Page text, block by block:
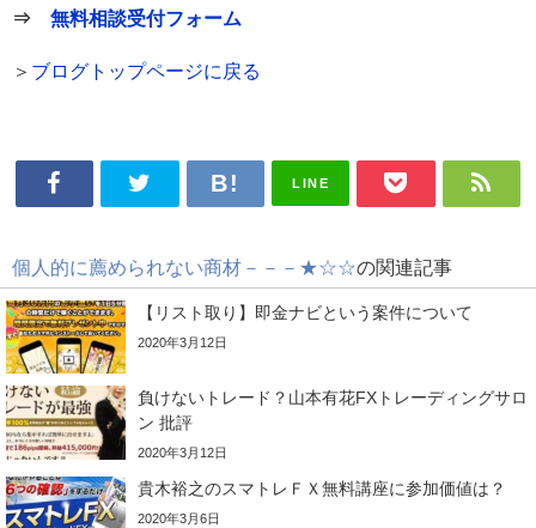
⇒ 無料相談受付フォーム
＞ ブログトップページに戻る
LINE
個人的に薦められない商材－－－★☆☆の関連記事
【リスト取り】即金ナビという案件について
2020年3月12日
負けないトレード？山本有花FXトレーディングサロ
ン 批評
2020年3月12日
貴木裕之のスマトレＦＸ無料講座に参加価値は？
2020年3月6日